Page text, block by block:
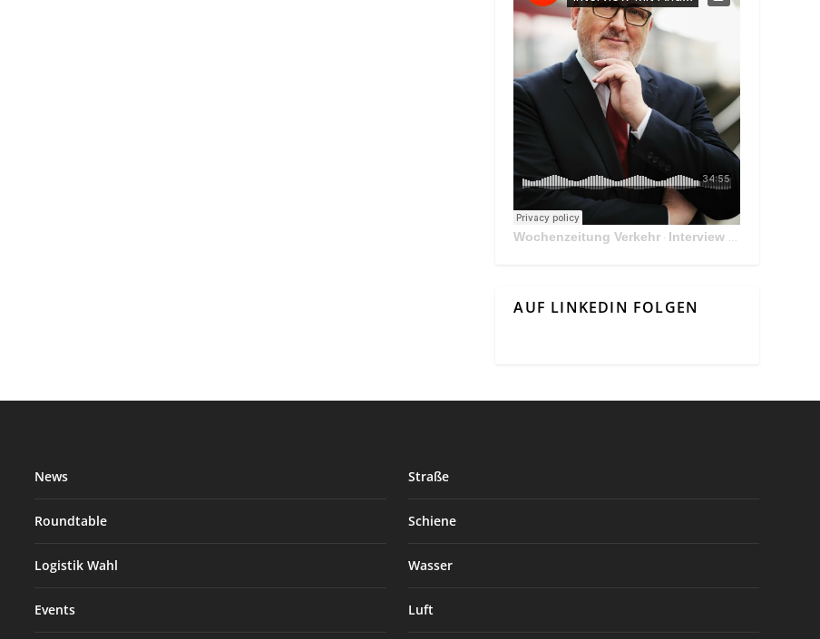
Wochenzeitung Verkehr · Interview Mit Andreas Matthä, CEO der ÖBB Holding
AUF LINKEDIN FOLGEN
News
Roundtable
Logistik Wahl
Events
Straße
Schiene
Wasser
Luft